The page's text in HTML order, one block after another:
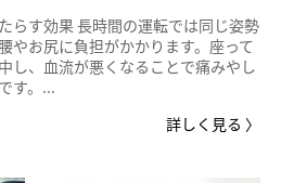
らす効果 長時間の運転では同じ姿勢
やお尻に負担がかかります。座って
し、血流が悪くなることで痛みやし
す。...
詳しく見る 〉